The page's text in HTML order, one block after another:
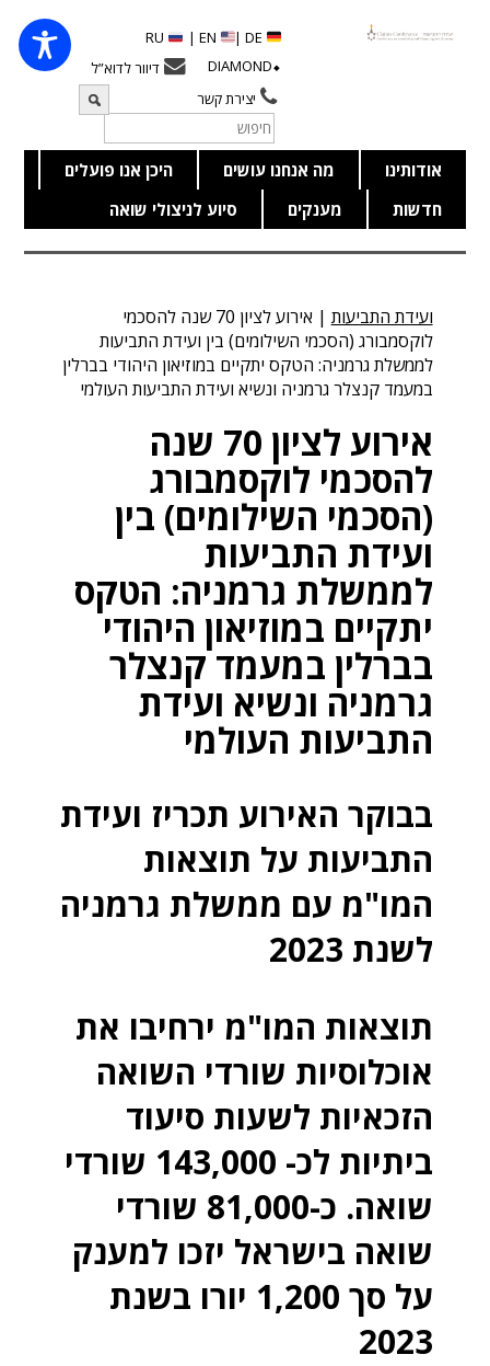
⬥DIAMOND
דיוור לדוא”ל
יצירת קשר
אודותינו מה אנחנו עושים
היכן אנו פועלים
חדשות
מענקים סיוע לניצולי שואה
ועידת התביעות |
אירוע לציון 70 שנה להסכמי
לוקסמבורג (הסכמי השילומים) בין ועידת התביעות
לממשלת גרמניה: הטקס יתקיים במוזיאון היהודי בברלין
במעמד קנצלר גרמניה ונשיא ועידת התביעות העולמי
אירוע לציון 70 שנה
להסכמי לוקסמבורג
(הסכמי השילומים) בין
ועידת התביעות
לממשלת גרמניה: הטקס
יתקיים במוזיאון היהודי
בברלין במעמד קנצלר
גרמניה ונשיא ועידת
התביעות העולמי
בבוקר האירוע תכריז ועידת
התביעות על תוצאות
המו"מ עם ממשלת גרמניה
לשנת 2023
תוצאות המו"מ ירחיבו את
אוכלוסיות שורדי השואה
הזכאיות לשעות סיעוד
ביתיות לכ- 143,000 שורדי
שואה. כ-81,000 שורדי
שואה בישראל יזכו למענק
על סך 1,200 יורו בשנת
2023